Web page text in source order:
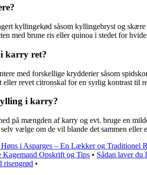
kyllingekød såsom kyllingebryst og
med brune ris eller quinoa i stedet for
karry ret?
med forskellige krydderier såsom
revet citronskal for en syrlig kontrast til
i karry?
på mængden af karry og evt. bruge en
vælge om de vil blande det sammen eller
Høns i Asparges – En Lækker og Traditionel
Kagemand Opskrift og Tips • Sådan laver du
risengrød •